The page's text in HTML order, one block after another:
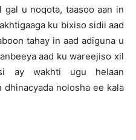
gal u noqota, taasoo aan in
ku bixiso sidii aad
tahay in aad adiguna u
aad ku wareejiso xil
ay wakhti ugu helaan
nolosha ee kala